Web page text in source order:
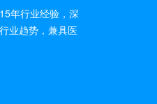
年行业经验，深
业趋势，兼具医